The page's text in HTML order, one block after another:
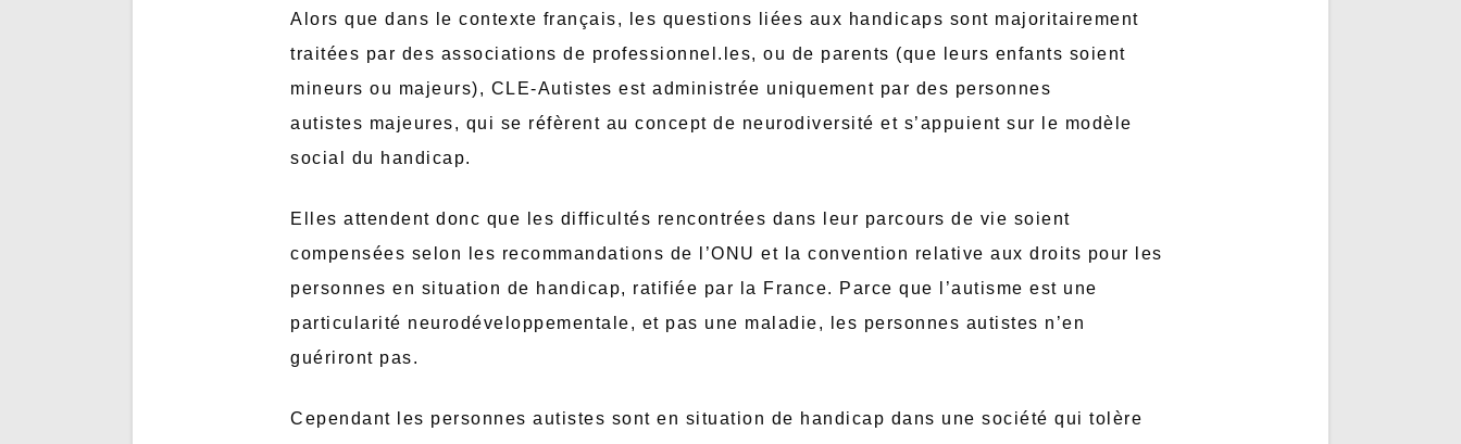
Alors que dans le contexte français, les questions liées aux handicaps sont majoritairement
traitées par des associations de professionnel.les, ou de parents (que leurs enfants soient
mineurs ou majeurs), CLE-Autistes est administrée uniquement par des personnes
autistes majeures, qui se réfèrent au concept de neurodiversité et s’appuient sur le modèle
social du handicap.
Elles attendent donc que les difficultés rencontrées dans leur parcours de vie soient
compensées selon les recommandations de l’ONU et la convention relative aux droits pour les
personnes en situation de handicap, ratifiée par la France. Parce que l’autisme est une
particularité neurodéveloppementale, et pas une maladie, les personnes autistes n’en
guériront pas.
Cependant les personnes autistes sont en situation de handicap dans une société qui tolère